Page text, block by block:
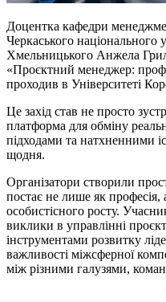
Доцентка кафедри
Черкаського національного
Хмельницького Анжела
«Проєктний менеджер:
проходив в Університеті
Це захід став не просто
платформа для обміну
підходами та натхненними
щодня.
Організатори створили
постає не лише як професія,
особистісного росту.
виклики в управлінні
інструментами розвитку
важливості міжсферної
між різними галузями,